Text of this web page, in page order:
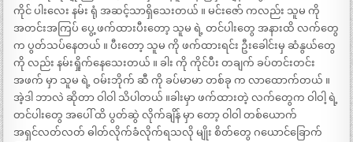
ကိုင် ပါးလေး နမ်း ရုံ အဆင့်သာရှိသေးတယ် ။ မင်းဇော် ကလည်း သူမ ကို
အတင်းအကြပ် ပွေ့ ဖက်ထားပီးတော့ သူမ ရဲ့ တင်ပါးတွေ အနားထိ လက်တွေ
က ပွတ်သပ်နေတယ် ။ ပီးတော့ သူမ ကို ဖက်ထားရင်း ဦးခေါင်းမှ ဆံနွယ်တွေ
ကို လည်း နမ်းရှိုက်နေသေးတယ် ။ ခါး ကို ကိုင်ပီး တချက် ခပ်တင်းတင်း
အဖက် မှာ သူမ ရဲ့ ဝမ်းဘိုက် ဆီ ကို ခပ်မာမာ တစ်ခု က လာထောက်တယ် ။
အဲ့ဒါ ဘာလဲ ဆိုတာ ဝါဝါ သိပါတယ် ။ခါးမှာ ဖက်ထားတဲ့ လက်တွေက ဝါဝါ့ ရဲ့
တင်ပါးတွေ အပေါ် ထိ ပွတ်ဆွဲ လိုက်ချိန် မှာ တော့ ဝါဝါ တစ်ယောက်
အရှင်လတ်လတ် ဓါတ်လိုက်ခံလိုက်ရသလို မျိုး စိတ်တွေ ဂယောင်ခြောက်